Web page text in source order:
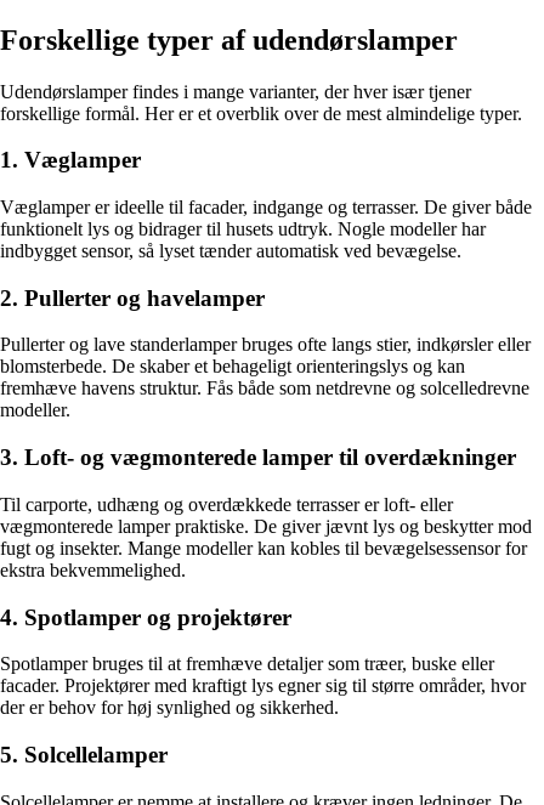
Forskellige typer af udendørslamper
Udendørslamper findes i mange varianter, der hver især tjener
forskellige formål. Her er et overblik over de mest almindelige typer.
1. Væglamper
Væglamper er ideelle til facader, indgange og terrasser. De giver både
funktionelt lys og bidrager til husets udtryk. Nogle modeller har
indbygget sensor, så lyset tænder automatisk ved bevægelse.
2. Pullerter og havelamper
Pullerter og lave standerlamper bruges ofte langs stier, indkørsler eller
blomsterbede. De skaber et behageligt orienteringslys og kan
fremhæve havens struktur. Fås både som netdrevne og solcelledrevne
modeller.
3. Loft- og vægmonterede lamper til overdækninger
Til carporte, udhæng og overdækkede terrasser er loft- eller
vægmonterede lamper praktiske. De giver jævnt lys og beskytter mod
fugt og insekter. Mange modeller kan kobles til bevægelsessensor for
ekstra bekvemmelighed.
4. Spotlamper og projektører
Spotlamper bruges til at fremhæve detaljer som træer, buske eller
facader. Projektører med kraftigt lys egner sig til større områder, hvor
der er behov for høj synlighed og sikkerhed.
5. Solcellelamper